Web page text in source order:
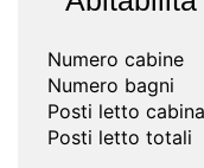
Numero cabine
Numero bagni
Posti letto cabina
Posti letto totali